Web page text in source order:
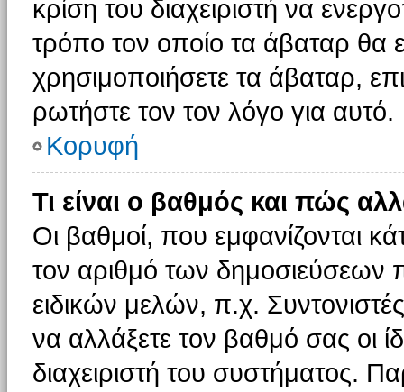
κρίση του διαχειριστή να
τρόπο τον οποίο τα άβαταρ θα
χρησιμοποιήσετε τα άβαταρ,
ρωτήστε τον τον λόγο για αυτό.
Κορυφή
Τι είναι ο βαθμός και πώς
Οι βαθμοί, που εμφανίζονται
τον αριθμό των δημοσιεύσεων
ειδικών μελών, π.χ.
να αλλάξετε τον βαθμό σας οι
διαχειριστή του συστήματος.